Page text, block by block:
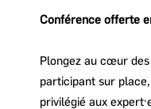
Conférence offerte
Plongez au cœur
participant sur
privilégié aux